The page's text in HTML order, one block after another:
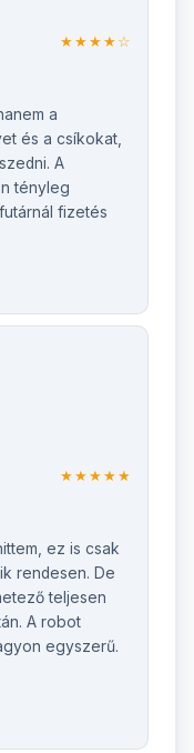
★★★★☆
a
és a csíkokat,
A
tényleg
fizetés
★★★★★
ez is csak
rendesen. De
teljesen
A robot
egyszerű.